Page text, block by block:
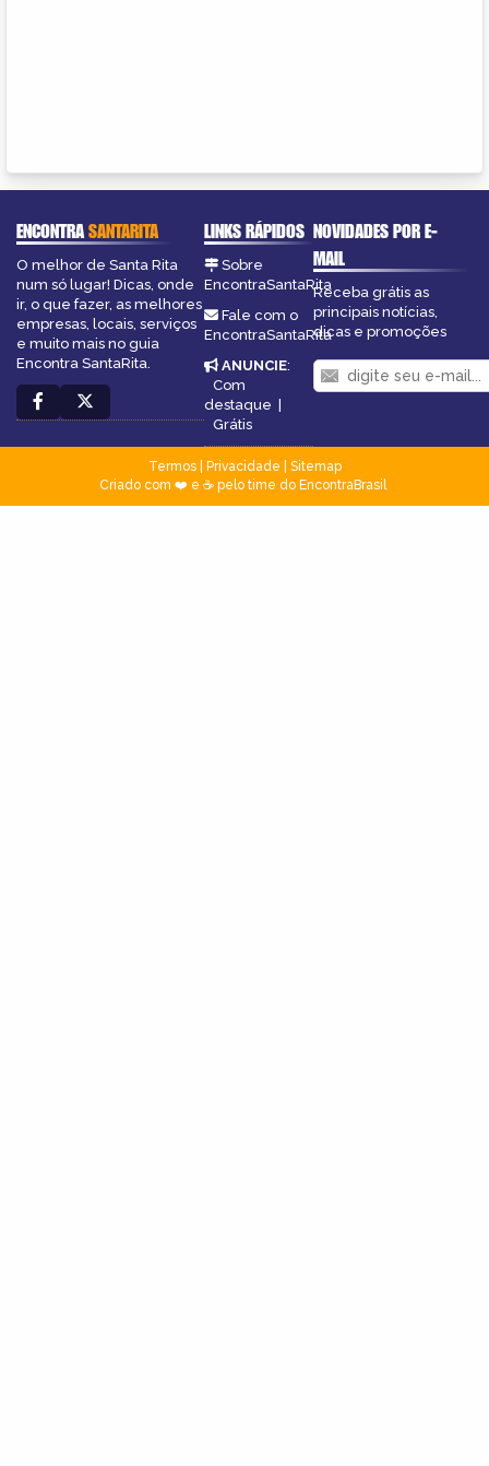
ENCONTRASANTARITA
O melhor de Santa Rita
num só lugar! Dicas, onde
ir, o que fazer, as melhores
empresas, locais, serviços
e muito mais no guia
Encontra SantaRita.
LINKS RÁPIDOS
Sobre
EncontraSantaRita
Fale com o
EncontraSantaRita
ANUNCIE:
Com
destaque |
Grátis
NOVIDADES POR E-
MAIL
Receba grátis as
principais notícias,
dicas e promoções
Termos| Privacidade
Sitemap
Criado com ❤️ e ☕ pelo time do EncontraBrasil